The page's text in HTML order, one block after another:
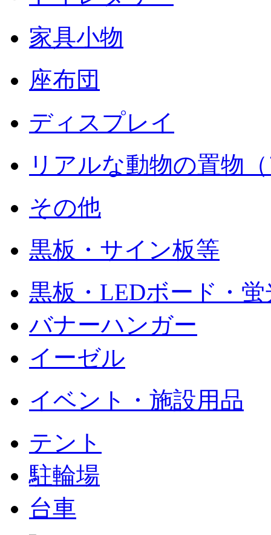
家具小物
座布団
ディスプレイ
リアルな動物の置物
その他
黒板・サイン板等
黒板・LEDボード・
バナーハンガー
イーゼル
イベント・施設用品
テント
駐輪場
台車